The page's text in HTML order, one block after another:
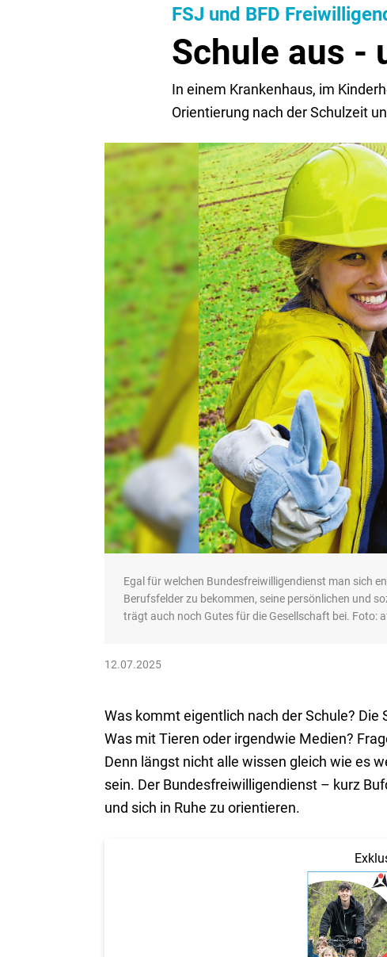
FSJ und BFD
Schule aus -
In einem Krankenhaus, im
Orientierung nach der Schulzeit
Egal für welchen Bundesfreiwilligendienst man sich
Berufsfelder zu bekommen, seine persönlichen und
trägt auch noch Gutes für die Gesellschaft bei. Foto:
12.07.2025
Was kommt eigentlich nach der Schule?
Was mit Tieren oder irgendwie Medien?
Denn längst nicht alle wissen gleich wie es
sein. Der Bundesfreiwilligendienst – kurz
und sich in Ruhe zu orientieren.